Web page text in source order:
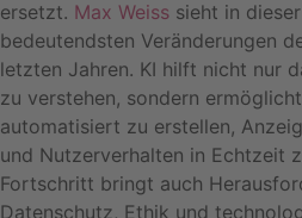
ersetzt. Max Weiss sieht in
bedeutendsten Veränderungen
letzten Jahren. KI hilft nicht nur
zu verstehen, sondern
automatisiert zu erstellen,
und Nutzerverhalten in Echtzeit
Fortschritt bringt auch
Datenschutz, Ethik und